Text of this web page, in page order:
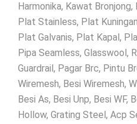
Harmonika, Kawat
Plat Stainless, Plat
Plat Galvanis, Plat Kapal,
Pipa Seamless, Glasswool,
Guardrail, Pagar Brc, Pintu
Wiremesh, Besi Wiremesh,
Besi As, Besi Unp, Besi WF,
Hollow, Grating Steel, Acp